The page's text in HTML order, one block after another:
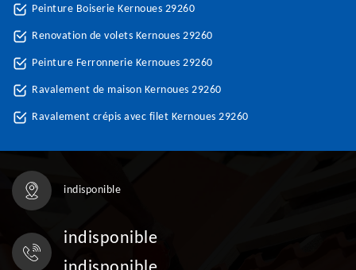
Peinture Boiserie Kernoues 29260
Renovation de volets Kernoues 29260
Peinture Ferronnerie Kernoues 29260
Ravalement de maison Kernoues 29260
Ravalement crépis avec filet Kernoues 29260
indisponible
indisponible